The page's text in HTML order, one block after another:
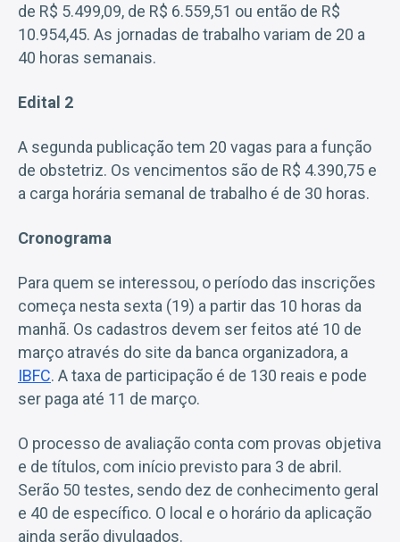
de R$ 5.499,09, de R$ 6.559,51 ou então de R$
10.954,45. As jornadas de trabalho variam de 20 a
40 horas semanais.
Edital 2
A segunda publicação tem 20 vagas para a função
de obstetriz. Os vencimentos são de R$ 4.390,75 e
a carga horária semanal de trabalho é de 30 horas.
Cronograma
Para quem se interessou, o período das inscrições
começa nesta sexta (19) a partir das 10 horas da
manhã. Os cadastros devem ser feitos até 10 de
março através do site da banca organizadora, a
IBFC. A taxa de participação é de 130 reais e pode
ser paga até 11 de março.
O processo de avaliação conta com provas objetiva
e de títulos, com início previsto para 3 de abril.
Serão 50 testes, sendo dez de conhecimento geral
e 40 de específico. O local e o horário da aplicação
ainda serão divulgados.